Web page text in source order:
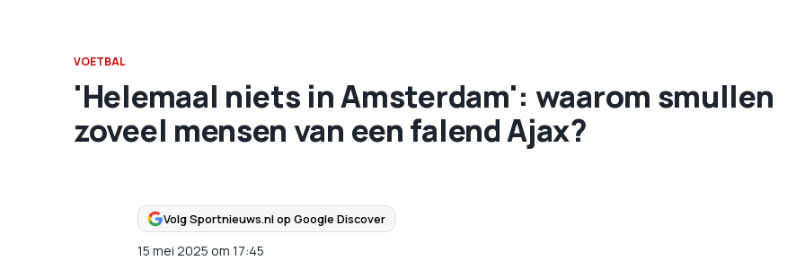
VOETBAL
'Helemaal niets in Amsterdam': waarom smullen
zoveel mensen van een falend Ajax?
Volg Sportnieuws.nl op Google Discover
15 mei 2025 om 17:45